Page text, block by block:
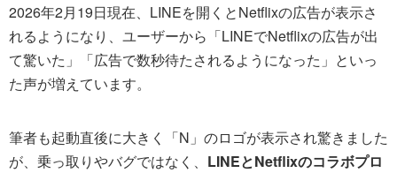
2026年2月19日現在、LINEを開くとNetflixの広告が表示さ
れるようになり、ユーザーから「LINEでNetflixの広告が出
て驚いた」「広告で数秒待たされるようになった」といっ
た声が増えています。
筆者も起動直後に大きく「N」のロゴが表示され驚きました
が、乗っ取りやバグではなく、 LINEとNetflixのコラボプロ